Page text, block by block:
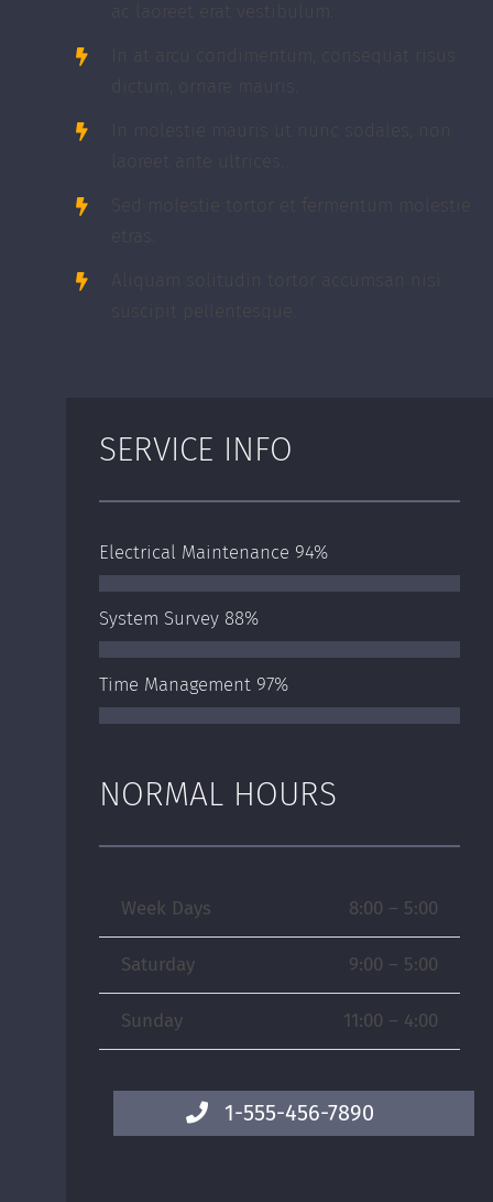
SERVICE INFO
Electrical Maintenance 94%
System Survey 88%
Time Management 97%
NORMAL HOURS
Week Days 8:00 – 5:00
Saturday 9:00 – 5:00
Sunday 11:00 – 4:00
1-555-456-7890